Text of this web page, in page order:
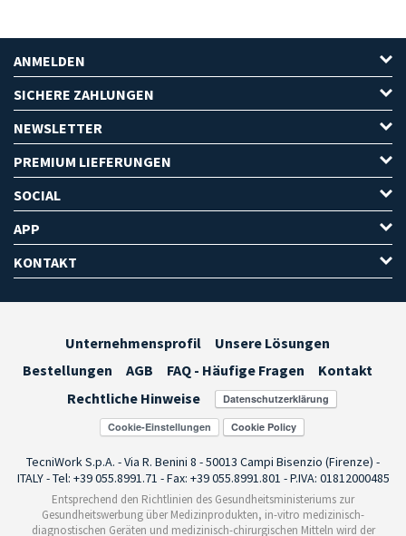
ANMELDEN
SICHERE ZAHLUNGEN
NEWSLETTER
PREMIUM LIEFERUNGEN
SOCIAL
APP
KONTAKT
Unternehmensprofil
Unsere Lösungen
Bestellungen
AGB FAQ - Häufige Fragen
Kontakt
Rechtliche Hinweise
Cookie-Einstellungen
TecniWork S.p.A. - Via R. Benini 8 - 50013 Campi Bisenzio (Firenze) -
ITALY - Tel: +39 055.8991.71 - Fax: +39 055.8991.801 - P.IVA: 01812000485
Entsprechend den Richtlinien des Gesundheitsministeriums zur
Gesundheitswerbung über Medizinprodukten, in-vitro medizinisch-
diagnostischen Geräten und medizinisch-chirurgischen Mitteln wird der